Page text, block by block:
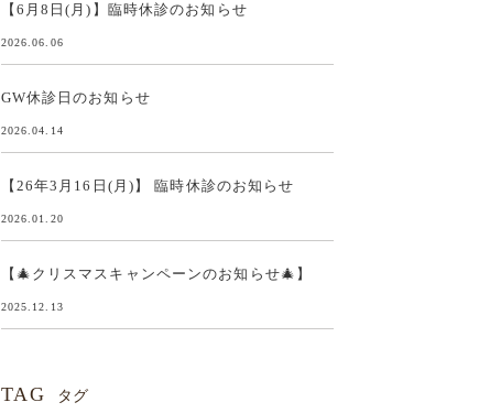
【6月8日(月)】臨時休診のお知らせ
2026.06.06
GW休診日のお知らせ
2026.04.14
【26年3月16日(月)】 臨時休診のお知らせ
2026.01.20
【🎄クリスマスキャンペーンのお知らせ🎄】
2025.12.13
TAG タグ